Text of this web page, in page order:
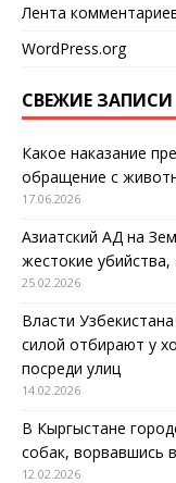
Лента
WordPress.org
СВЕЖИЕ ЗАПИСИ
Какое наказание
обращение с
17.06.2026
Азиатский АД на
жестокие
25.02.2026
Власти
силой отбирают у
посреди улиц
14.02.2026
В Кыргыстане
собак, ворвавшись
12.02.2026